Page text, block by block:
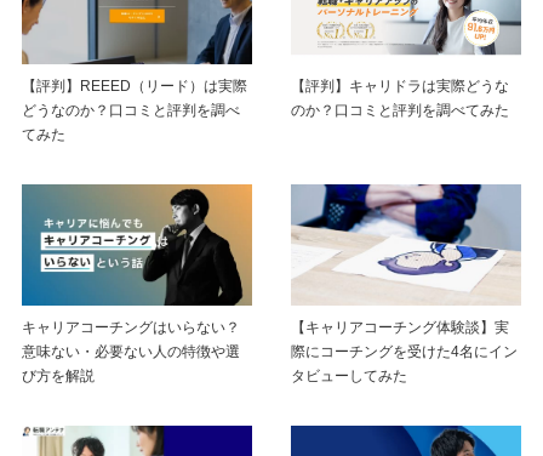
【評判】REEED（リード）は実際
どうなのか？口コミと評判を調べ
てみた
【評判】キャリドラは実際どうな
のか？口コミと評判を調べてみた
キャリアコーチングはいらない？
意味ない・必要ない人の特徴や選
び方を解説
【キャリアコーチング体験談】実
際にコーチングを受けた4名にイン
タビューしてみた